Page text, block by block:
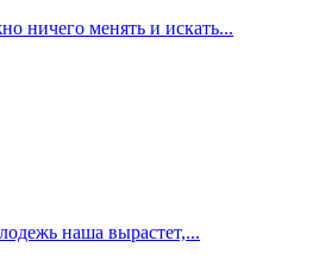
ничего менять и искать...
наша вырастет,...